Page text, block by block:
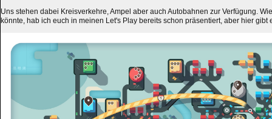
Uns stehen dabei Kreisverkehre, Ampel aber auch Autobahnen zur Verfügung.
könnte, hab ich euch in meinen Let's Play bereits schon präsentiert, aber hier gibt